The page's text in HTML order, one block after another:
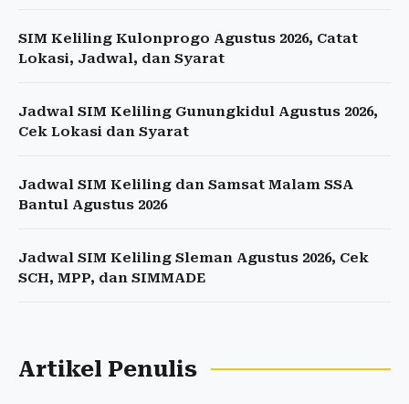
SIM Keliling Kulonprogo Agustus 2026, Catat
Lokasi, Jadwal, dan Syarat
Jadwal SIM Keliling Gunungkidul Agustus 2026,
Cek Lokasi dan Syarat
Jadwal SIM Keliling dan Samsat Malam SSA
Bantul Agustus 2026
Jadwal SIM Keliling Sleman Agustus 2026, Cek
SCH, MPP, dan SIMMADE
Artikel Penulis